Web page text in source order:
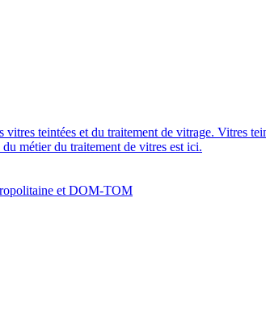
teintées et du traitement de vitrage. Vitres
métier du traitement de vitres est ici.
et DOM-TOM